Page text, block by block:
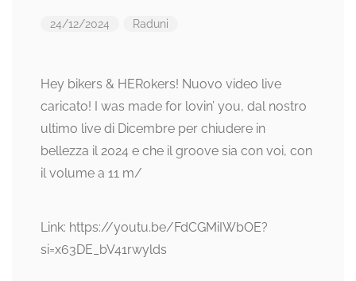
24/12/2024 Raduni
Hey bikers & HERokers! Nuovo video live
caricato! I was made for lovin’ you, dal nostro
ultimo live di Dicembre per chiudere in
bellezza il 2024 e che il groove sia con voi, con
il volume a 11 m/
Link: https://youtu.be/FdCGMiIWbOE?
si=x63DE_bV41rwylds